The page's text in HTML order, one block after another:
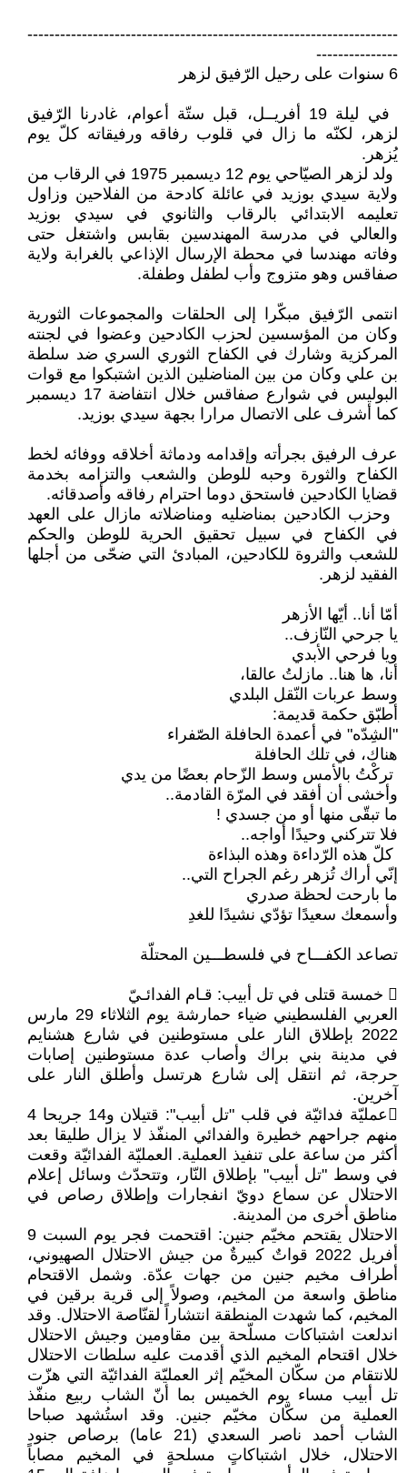
‏--------------------------------------------------------------------
---------------‏
‏ في ليلة 19 أفريــل، قبل ستّة أعوام، غادرنا الرّفيق
لزهر، لكنّه ما زال في قلوب ‏رفاقه ورفيقاته كلّ يوم
يُزهر‎.‎
‏ ولد لزهر الصيّاحي يوم 12 ديسمبر 1975 في الرقاب من
ولاية سيدي بوزيد في ‏عائلة كادحة من الفلاحين وزاول
تعليمه الابتدائي بالرقاب والثانوي في سيدي بوزيد
‏والعالي في مدرسة المهندسين بقابس واشتغل حتى
وفاته مهندسا في محطة الإرسال ‏الإذاعي بالغرابة ولاية
صفاقس وهو متزوج وأب لطفل وطفلة.‏
انتمى الرّفيق مبكّرا إلى الحلقات والمجموعات الثورية
وكان من المؤسسين لحزب ‏الكادحين وعضوا في لجنته
المركزية وشارك في الكفاح الثوري السري ضد سلطة
بن ‏علي وكان من بين المناضلين الذين اشتبكوا مع قوات
البوليس في شوارع صفاقس خلال ‏انتفاضة 17 ديسمبر
كما أشرف على الاتصال مرارا بجهة سيدي بوزيد.‏‎ ‎
عرف الرفيق بجرأته وإقدامه ودماثة أخلاقه ووفائه لخط
الكفاح والثورة وحبه للوطن ‏والشعب والتزامه بخدمة
قضايا الكادحين فاستحق دوما احترام رفاقه وأصدقائه‎.‎
‏ وحزب الكادحين بمناضليه ومناضلاته مازال على العهد
في الكفاح في سبيل تحقيق ‏الحرية للوطن والحكم
للشعب والثروة للكادحين، المبادئ التي ضحّى من أجلها
الفقيد ‏لزهر‎.‎
أمّا أنا.. أيّها الأزهر
يا جرحي النّازف..‏
ويا فرحي الأبدي
أنا، ها هنا.. مازلتُ عالقا،‏
وسط عربات النّقل البلدي
أطبّق حكمة قديمة:‏
‏"الشِدّه" في أعمدة الحافلة الصّفراء‏
هناك، في تلك الحافلة
‏ تركْتُ بالأمس وسط الزّحام بعضًا من يدي
وأخشى أن أفقد في المرّة القادمة..‏
ما تبقّى منها أو من جسدي !‏
فلا تتركني وحيدًا أواجه..‏
‏ كلّ هذه الرّداءة وهذه البذاءة
إنّي أراك تُزهر رغم الجراح التي..‏
ما بارحت لحظة صدري
وأسمعك سعيدًا تؤدّي نشيدًا للغدِ
تصاعد الكفـــاح في فلسطـــين المحتلّة
‏ خمسة قتلى في تل أبيب: قـام ‏الفدائـيّ
العربي الفلسطيني ضياء حمارشة يوم ‏الثلاثاء 29 مارس
2022 بإطلاق النار ‏على مستوطنين في شارع هشنايم
في ‏مدينة بني براك وأصاب عدة مستوطنين ‏إصابات
حرجة، ثم انتقل إلى شارع ‏هرتسل وأطلق النار على
آخرين. ‏
عمليّة فدائيّة في قلب "تل أبيب‎"‎‏: ‏قتيلان و14 جريحا 4
منهم جراحهم ‏خطيرة والفدائي المنفّذ لا يزال طليقا بعد
‏أكثر من ساعة على تنفيذ العملية‎.‎‏ العمليّة ‏الفدائيّة وقعت
في وسط "تل أبيب" بإطلاق ‏النّار، وتتحدّث وسائل إعلام
الاحتلال عن ‏سماع دويّ انفجارات وإطلاق رصاص ‏في
مناطق أخرى من المدينة‎.‎
الاحتلال يقتحم مخيّم جنين: اقتحمت فجر ‏يوم السبت 9
أفريل 2022 قواتٌ كبيرةٌ ‏من جيش الاحتلال الصهيوني،
أطراف ‏مخيم جنين من جهات عدّة. وشمل ‏الاقتحام
مناطق واسعة من المخيم، وصولاً ‏إلى قرية برقين في
المخيم، كما شهدت ‏المنطقة انتشاراً لقنّاصة الاحتلال‎.‎‏ وقد
‏اندلعت اشتباكات مسلّحة بين مقاومين ‏وجيش الاحتلال
خلال اقتحام المخيم الذي ‏أقدمت عليه سلطات الاحتلال
للانتقام من ‏سكّان المخيّم إثر العمليّة الفدائيّة التي ‏هزّت
تل أبيب مساء يوم الخميس بما أنّ ‏الشاب ربيع منفّذ
العملية من سكّان مخيّم ‏جنين‎.‎‏ وقد استُشهد صباحا
الشاب أحمد ‏ناصر السعدي (21 عاما) برصاص جنود
‏الاحتلال، خلال اشتباكاتٍ مسلحةٍ في ‏المخيم مصاباً